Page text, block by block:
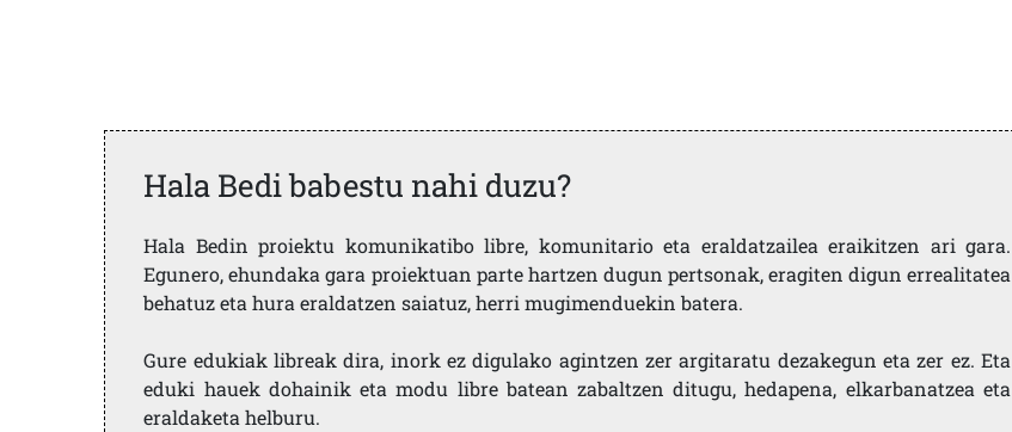
Hala Bedi babestu nahi duzu?
Hala Bedin proiektu komunikatibo libre, komunitario eta eraldatzailea eraikitzen ari gara.
Egunero, ehundaka gara proiektuan parte hartzen dugun pertsonak, eragiten digun errealitatea
behatuz eta hura eraldatzen saiatuz, herri mugimenduekin batera.
Gure edukiak libreak dira, inork ez digulako agintzen zer argitaratu dezakegun eta zer ez. Eta
eduki hauek dohainik eta modu libre batean zabaltzen ditugu, hedapena, elkarbanatzea eta
eraldaketa helburu.